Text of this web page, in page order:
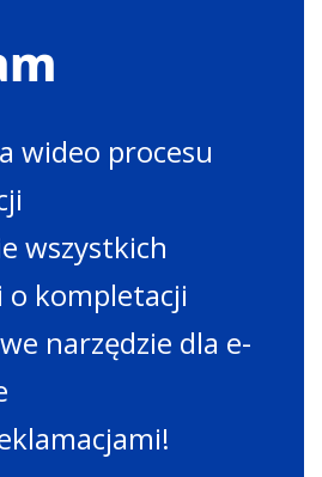
wideo procesu
wszystkich
kompletacji
narzędzie dla e-